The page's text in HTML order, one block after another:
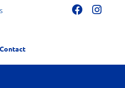
Contact